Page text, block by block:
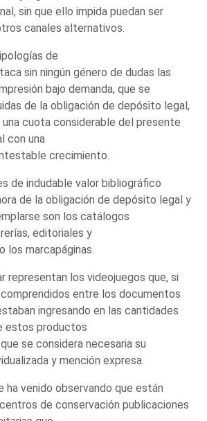
sin que ello impida puedan ser
canales alternativos.
de
sin ningún género de dudas las
bajo demanda, que se
de la obligación de depósito legal,
cuota considerable del presente
con una
crecimiento.
de indudable valor bibliográfico
de la obligación de depósito legal y
son los catálogos
editoriales y
los marcapáginas.
representan los videojuegos que, si
entre los documentos
ingresando en las cantidades
estos productos
se considera necesaria su
y mención expresa.
ha venido observando que están
de conservación publicaciones